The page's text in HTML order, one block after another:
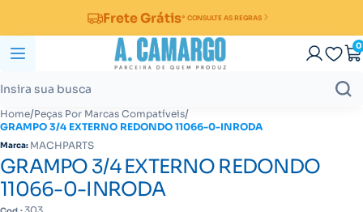
Frete Grátis* CONSULTE AS REGRAS
0
Home/Peças Por Marcas Compatíveis/
GRAMPO 3/4 EXTERNO REDONDO 11066-0-INRODA
Marca: MACHPARTS
GRAMPO 3/4 EXTERNO REDONDO
11066-0-INRODA